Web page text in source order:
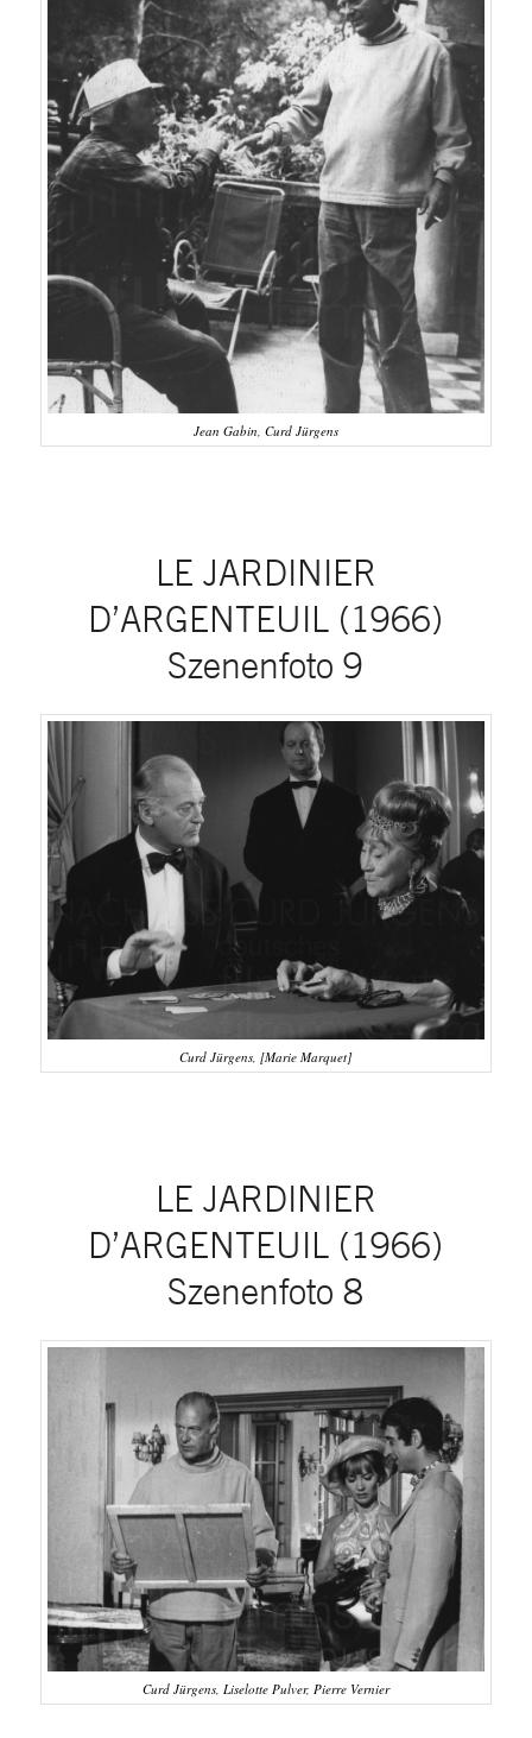
Jean Gabin, Curd Jürgens
LE JARDINIER
D’ARGENTEUIL (1966)
Szenenfoto 9
Curd Jürgens, [Marie Marquet]
LE JARDINIER
D’ARGENTEUIL (1966)
Szenenfoto 8
Curd Jürgens, Liselotte Pulver, Pierre Vernier